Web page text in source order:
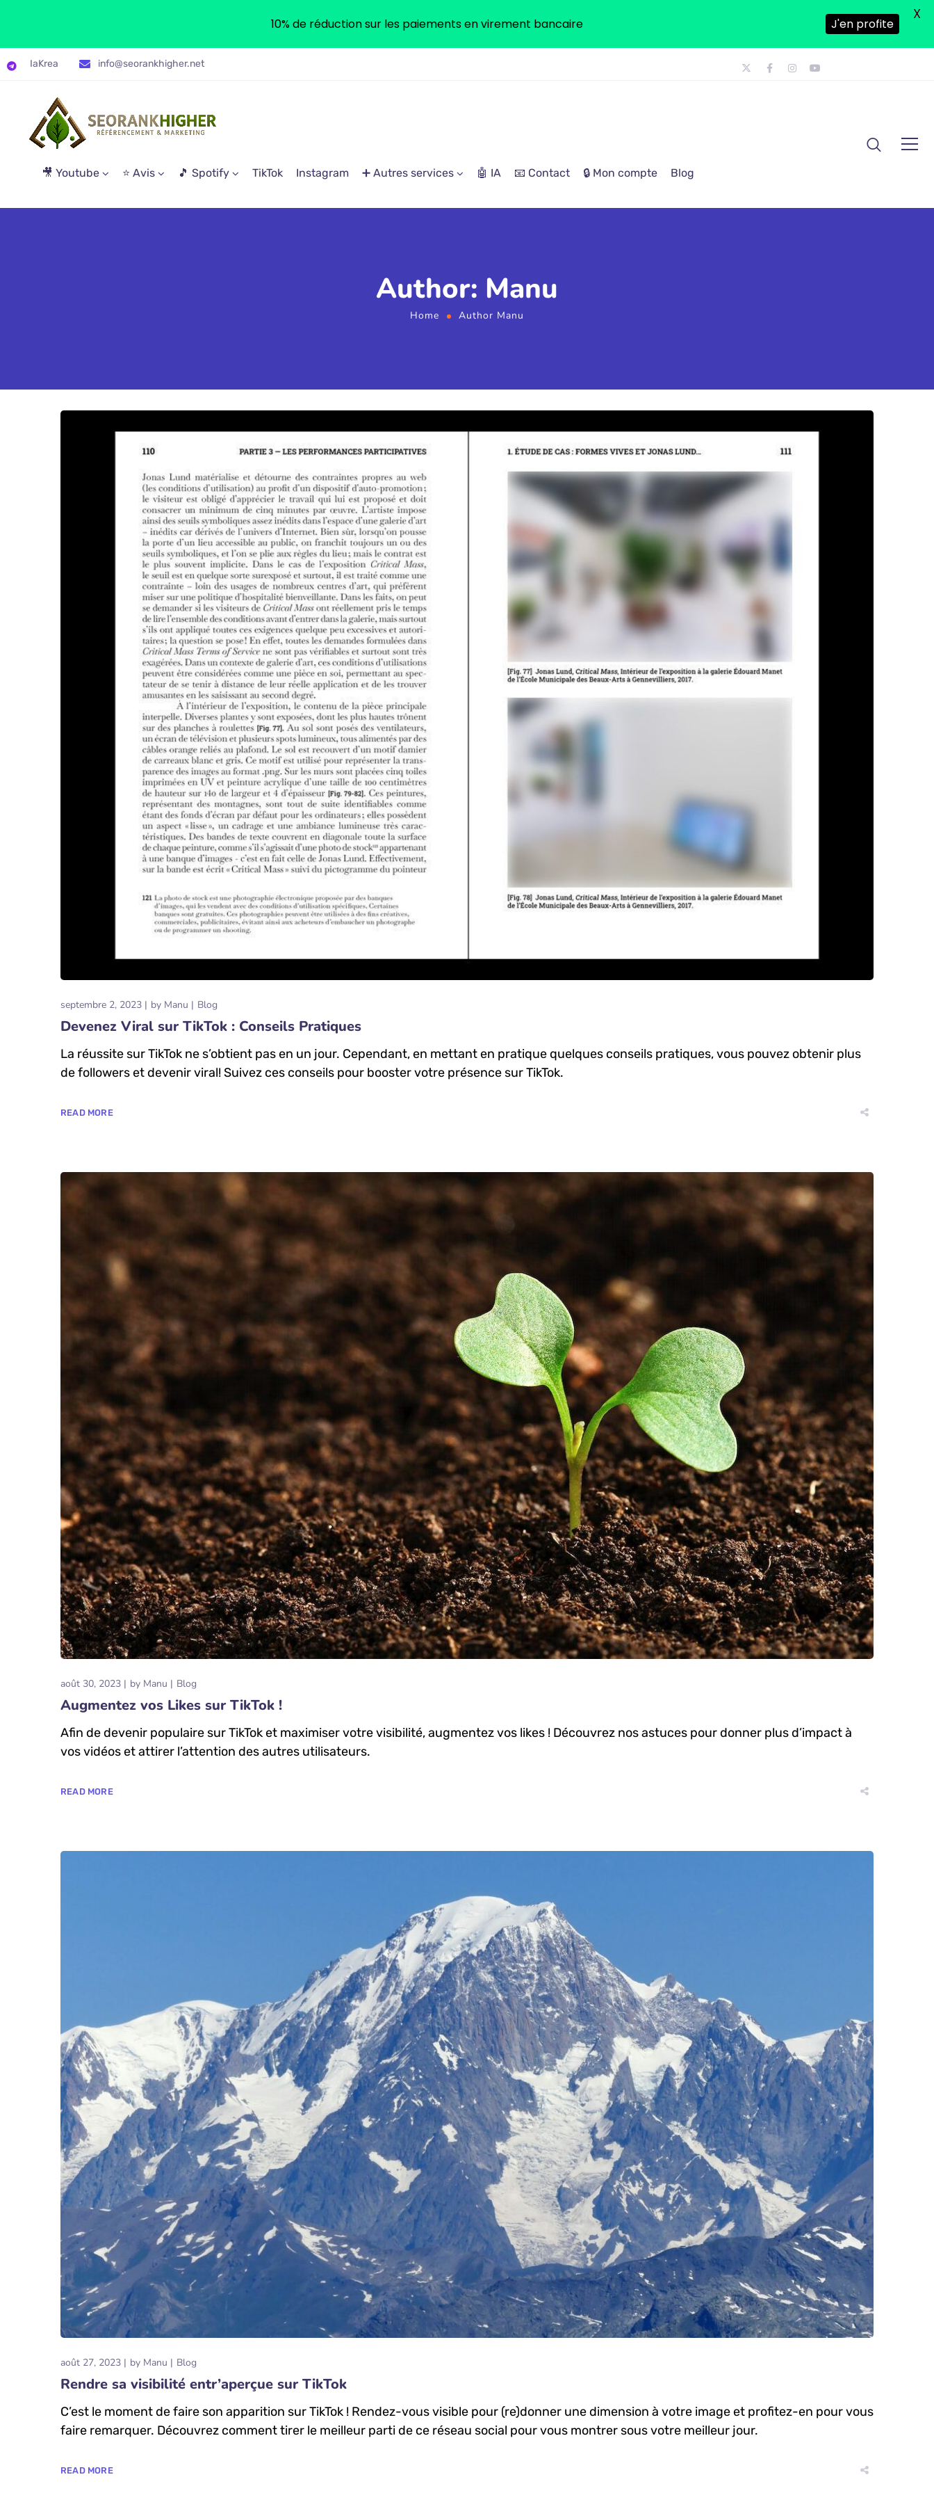
IaKrea info@seorankhigher.net
🎥 Youtube ⭐ Avis 🎵 Spotify TikTok Instagram ➕ Autres services 🤖 IA 📧 Contact 🔒 Mon compte Blog
Author: Manu
Home Author Manu
septembre 2, 2023 by Manu Blog
Devenez Viral sur TikTok : Conseils Pratiques
La réussite sur TikTok ne s’obtient pas en un jour. Cependant, en mettant en pratique quelques conseils pratiques, vous pouvez obtenir plus
de followers et devenir viral! Suivez ces conseils pour booster votre présence sur TikTok.
READ MORE
août 30, 2023 by Manu Blog
Augmentez vos Likes sur TikTok !
Afin de devenir populaire sur TikTok et maximiser votre visibilité, augmentez vos likes ! Découvrez nos astuces pour donner plus d’impact à
vos vidéos et attirer l’attention des autres utilisateurs.
READ MORE
août 27, 2023 by Manu Blog
Rendre sa visibilité entr’aperçue sur TikTok
C’est le moment de faire son apparition sur TikTok ! Rendez-vous visible pour (re)donner une dimension à votre image et profitez-en pour vous
faire remarquer. Découvrez comment tirer le meilleur parti de ce réseau social pour vous montrer sous votre meilleur jour.
READ MORE
10% de réduction sur les paiements en virement bancaire J'en profite
X